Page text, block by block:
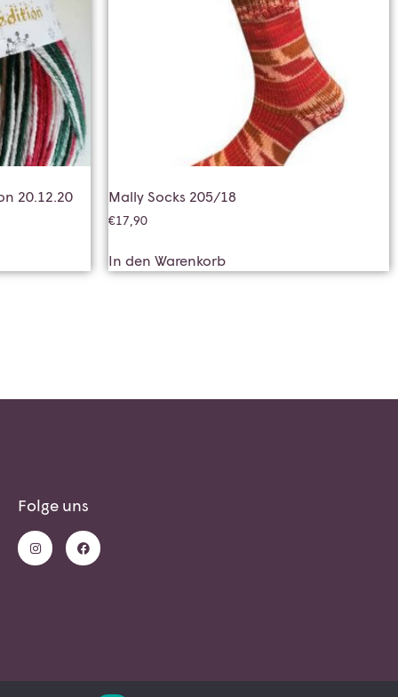
20.12.20 Mally Socks 205/18
€17,90
In den Warenkorb
Folge uns